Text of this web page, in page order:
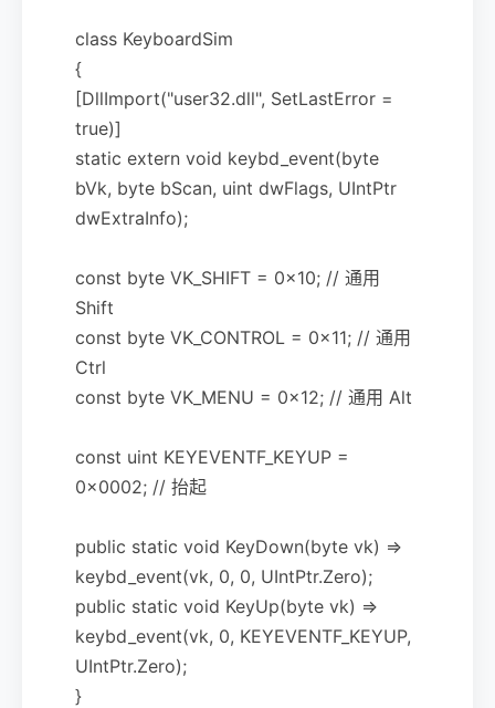
class KeyboardSim
{
[DllImport("user32.dll", SetLastError =
true)]
static extern void keybd_event(byte
bVk, byte bScan, uint dwFlags, UIntPtr
dwExtraInfo);
const byte VK_SHIFT = 0x10; // 通用
Shift
const byte VK_CONTROL = 0x11; // 通用
Ctrl
const byte VK_MENU = 0x12; // 通用 Alt
const uint KEYEVENTF_KEYUP =
0x0002; // 抬起
public static void KeyDown(byte vk) =>
keybd_event(vk, 0, 0, UIntPtr.Zero);
public static void KeyUp(byte vk) =>
keybd_event(vk, 0, KEYEVENTF_KEYUP,
UIntPtr.Zero);
}